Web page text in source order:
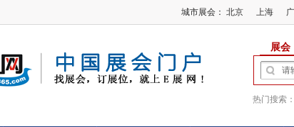
城市展会： 北京 上海
展会
热门搜索：